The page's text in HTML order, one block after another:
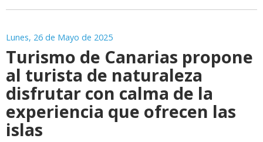
Lunes, 26 de Mayo de 2025
Turismo de Canarias propone
al turista de naturaleza
disfrutar con calma de la
experiencia que ofrecen las
islas